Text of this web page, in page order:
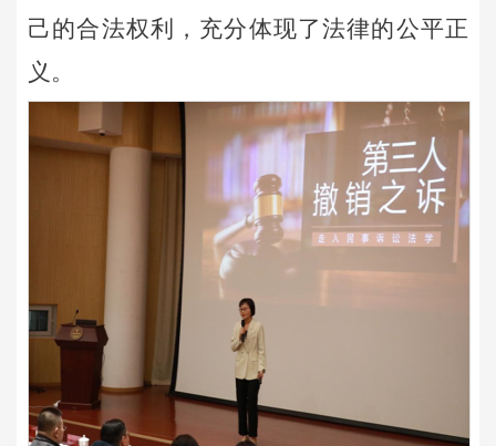
己的合法权利，充分体现了法律的公平正
义。